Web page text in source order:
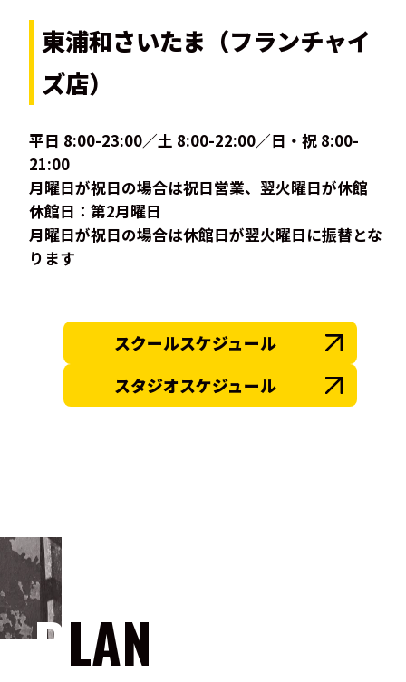
東浦和さいたま（フランチャイ
ズ店）
平日 8:00-23:00／土 8:00-22:00／日・祝 8:00-
21:00
月曜日が祝日の場合は祝日営業、翌火曜日が休館
休館日：第2月曜日
月曜日が祝日の場合は休館日が翌火曜日に振替とな
ります
スクールスケジュール
スタジオスケジュール
PLAN